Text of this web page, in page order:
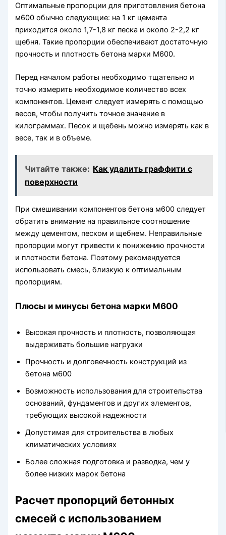
Оптимальные пропорции для приготовления бетона
м600 обычно следующие: на 1 кг цемента
приходится около 1,7-1,8 кг песка и около 2-2,2 кг
щебня. Такие пропорции обеспечивают достаточную
прочность и плотность бетона марки М600.
Перед началом работы необходимо тщательно и
точно измерить необходимое количество всех
компонентов. Цемент следует измерять с помощью
весов, чтобы получить точное значение в
килограммах. Песок и щебень можно измерять как в
весе, так и в объеме.
Читайте также: Как удалить граффити с
поверхности
При смешивании компонентов бетона м600 следует
обратить внимание на правильное соотношение
между цементом, песком и щебнем. Неправильные
пропорции могут привести к понижению прочности
и плотности бетона. Поэтому рекомендуется
использовать смесь, близкую к оптимальным
пропорциям.
Плюсы и минусы бетона марки М600
Высокая прочность и плотность, позволяющая
выдерживать большие нагрузки
Прочность и долговечность конструкций из
бетона м600
Возможность использования для строительства
оснований, фундаментов и других элементов,
требующих высокой надежности
Допустимая для строительства в любых
климатических условиях
Более сложная подготовка и разводка, чем у
более низких марок бетона
Расчет пропорций бетонных
смесей с использованием